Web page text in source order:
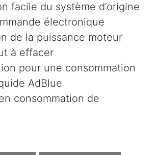
facile du système d’origine
électronique
de la puissance moteur
à effacer
pour une consommation
AdBlue
consommation de